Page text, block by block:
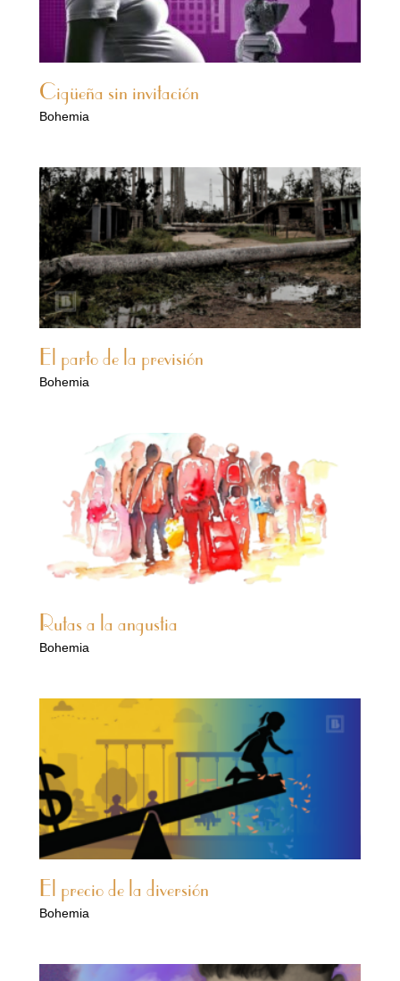
Cigüeña sin invitación
Bohemia
El parto de la previsión
Bohemia
Rutas a la angustia
Bohemia
El precio de la diversión
Bohemia